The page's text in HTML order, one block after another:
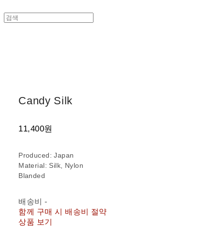
Candy Silk
11,400원
Produced: Japan
Material: Silk, Nylon
Blanded
배송비-
함께 구매 시 배송비 절약
상품 보기